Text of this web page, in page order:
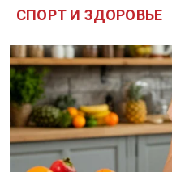
СПОРТ И ЗДОРОВЬЕ